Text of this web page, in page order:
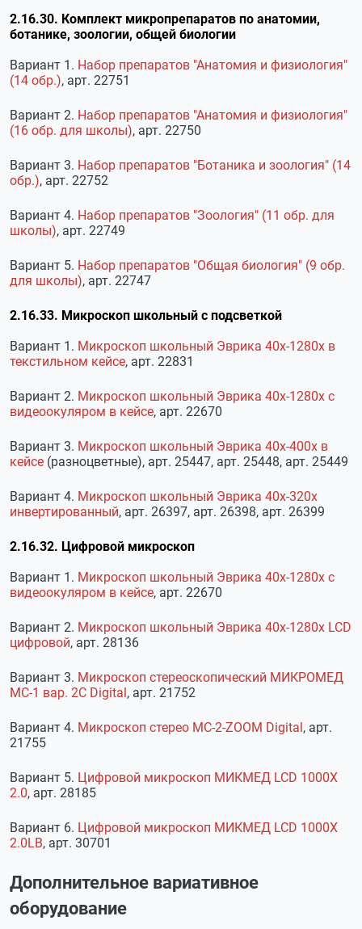
2.16.30. Комплект микропрепаратов по анатомии,
ботанике, зоологии, общей биологии
Вариант 1. Набор препаратов "Анатомия и физиология"
(14 обр.), арт. 22751
Вариант 2. Набор препаратов "Анатомия и физиология"
(16 обр. для школы), арт. 22750
Вариант 3. Набор препаратов "Ботаника и зоология" (14
обр.), арт. 22752
Вариант 4. Набор препаратов "Зоология" (11 обр. для
школы), арт. 22749
Вариант 5. Набор препаратов "Общая биология" (9 обр.
для школы), арт. 22747
2.16.33. Микроскоп школьный с подсветкой
Вариант 1. Микроскоп школьный Эврика 40х-1280х в
текстильном кейсе, арт. 22831
Вариант 2. Микроскоп школьный Эврика 40х-1280х с
видеоокуляром в кейсе, арт. 22670
Вариант 3. Микроскоп школьный Эврика 40х-400х в
кейсе (разноцветные), арт. 25447, арт. 25448, арт. 25449
Вариант 4. Микроскоп школьный Эврика 40х-320х
инвертированный, арт. 26397, арт. 26398, арт. 26399
2.16.32. Цифровой микроскоп
Вариант 1. Микроскоп школьный Эврика 40х-1280х с
видеоокуляром в кейсе, арт. 22670
Вариант 2. Микроскоп школьный Эврика 40х-1280х LCD
цифровой, арт. 28136
Вариант 3. Микроскоп стереоскопический МИКРОМЕД
МС-1 вар. 2С Digital, арт. 21752
Вариант 4. Микроскоп стерео МС-2-ZOOM Digital, арт.
21755
Вариант 5. Цифровой микроскоп МИКМЕД LCD 1000Х
2.0, арт. 28185
Вариант 6. Цифровой микроскоп МИКМЕД LCD 1000Х
2.0LB, арт. 30701
Дополнительное вариативное
оборудование